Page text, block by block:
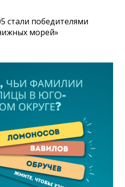
стали победителями
морей»